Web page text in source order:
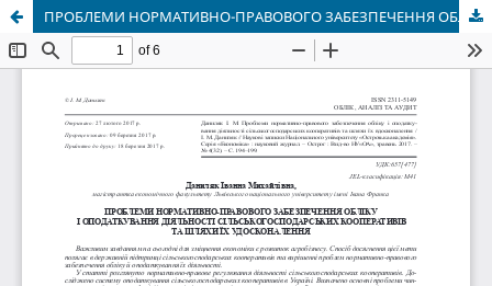
ПРОБЛЕМИ НОРМАТИВНО-ПРАВОВОГО ЗАБЕЗПЕЧЕННЯ ОБЛІКУ І ОПОДАТКУВАННЯ ДІЯЛЬНОСТІ СІЛЬСЬКОГОСПОДАРСЬКИХ КООПЕРАТИВІВ ТА ШЛЯХИ ЇХ УДОСКОНАЛЕННЯ